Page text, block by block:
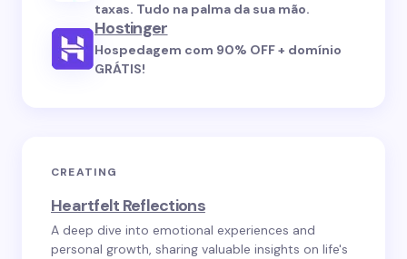
taxas. Tudo na palma da sua mão.
Hostinger
Hospedagem com 90% OFF + domínio
GRÁTIS!
CREATING
Heartfelt Reflections
A deep dive into emotional experiences and
personal growth, sharing valuable insights on life's